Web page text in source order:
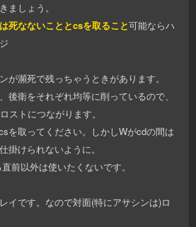
ましょう。
死なないこととcsを取ること可能ならハ
が瀕死で残っちゃうときがあります。
後衛をそれぞれ均等に削っているので、
ストにつながります。
を取ってください。しかしWがcdの間は
掛けられないように。
前以外は使いたくないです。
イです。なので対面(特にアサシンは)ロ